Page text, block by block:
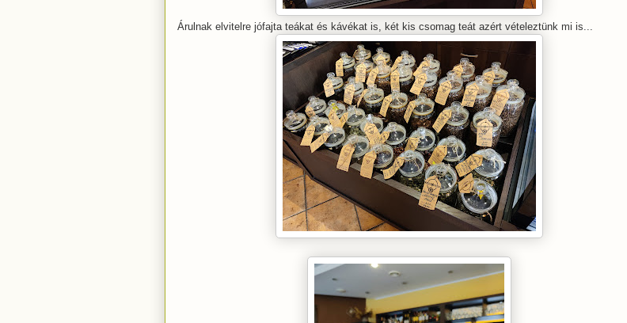
Árulnak elvitelre jófajta teákat és kávékat is, két kis csomag teát azért vételeztünk mi is...